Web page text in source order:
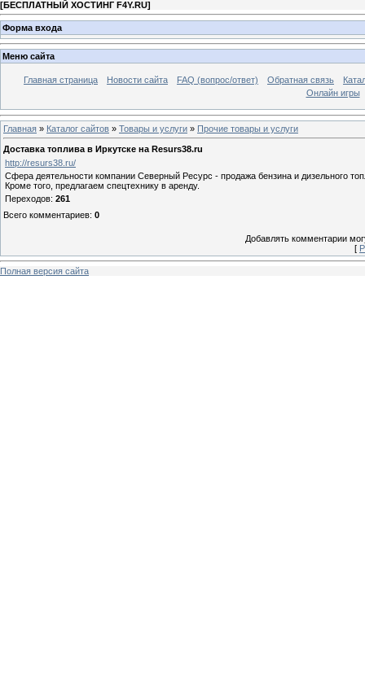
[БЕСПЛАТНЫЙ ХОСТИНГ F4Y.RU]
Форма входа
Меню сайта
Главная страница Новости сайта FAQ (вопрос/ответ) Обратная связь
Онлайн игры
Главная » Каталог сайтов » Товары и услуги » Прочие товары и услуги
Доставка топлива в Иркутске на Resurs38.ru
http://resurs38.ru/
Сфера деятельности компании Северный Ресурс - продажа бензина и дизельного
Кроме того, предлагаем спецтехнику в аренду.
Переходов: 261
Всего комментариев: 0
Добавлять комментарии
[
Полная версия сайта